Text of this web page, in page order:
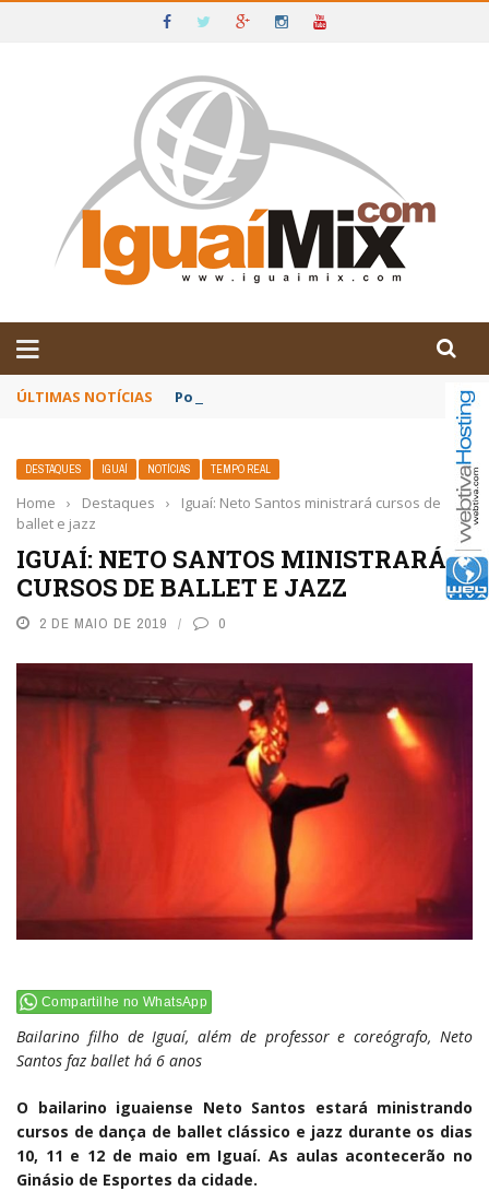
IGUAÍ E SUDOESTE DA BAHIA
ÚLTIMAS NOTÍCIAS Poetas baianos representam o Brasil no
DESTAQUES IGUAÍ NOTÍCIAS TEMPO REAL
Home › Destaques ›
Iguaí: Neto Santos ministrará cursos de
ballet e jazz
IGUAÍ: NETO SANTOS MINISTRARÁ
CURSOS DE BALLET E JAZZ
2 DE MAIO DE 2019 0
Compartilhe no WhatsApp
Bailarino filho de Iguaí, além de professor e coreógrafo, Neto
Santos faz ballet há 6 anos
O bailarino iguaiense Neto Santos estará ministrando
cursos de dança de ballet clássico e jazz durante os dias
10, 11 e 12 de maio em Iguaí. As aulas acontecerão no
Ginásio de Esportes da cidade.